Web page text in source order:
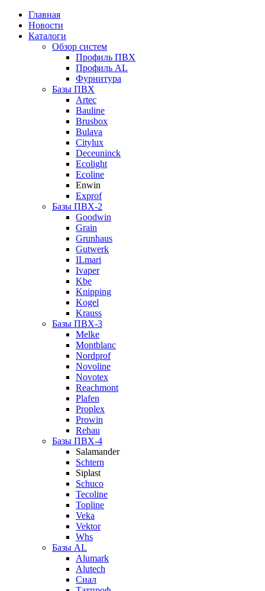
Главная
Новости
Каталоги
Обзор систем
Профиль ПВХ
Профиль AL
Фурнитура
Базы ПВХ
Artec
Bauline
Brusbox
Bulava
Citylux
Deceuninck
Ecolight
Ecoline
Enwin
Exprof
Базы ПВХ-2
Goodwin
Grain
Grunhaus
Gutwerk
ILmari
Ivaper
Kbe
Knipping
Kogel
Krauss
Базы ПВХ-3
Melke
Montblanc
Nordprof
Novoline
Novotex
Reachmont
Plafen
Proplex
Prowin
Rehau
Базы ПВХ-4
Salamander
Schtern
Siplast
Schuco
Tecoline
Topline
Veka
Vektor
Whs
Базы AL
Alumark
Alutech
Сиал